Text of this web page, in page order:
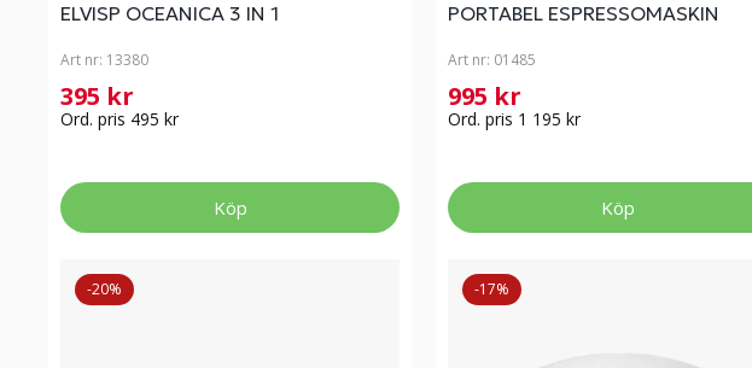
ELVISP OCEANICA 3 IN 1
Art nr: 13380
395 kr
Ord. pris 495 kr
Köp
PORTABEL ESPRESSOMASKIN
Art nr: 01485
995 kr
Ord. pris 1 195 kr
Köp
-20% -17%